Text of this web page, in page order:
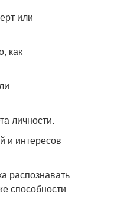
или
как
личности.
и интересов
распознавать
способности